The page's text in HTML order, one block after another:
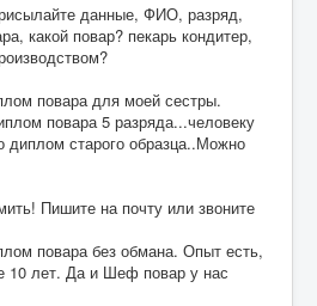
данные, ФИО, разряд,
какой повар? пекарь кондитер,
повара для моей сестры.
повара 5 разряда...человеку
диплом старого образца..Можно
Пишите на почту или звоните
повара без обмана. Опыт есть,
10 лет. Да и Шеф повар у нас